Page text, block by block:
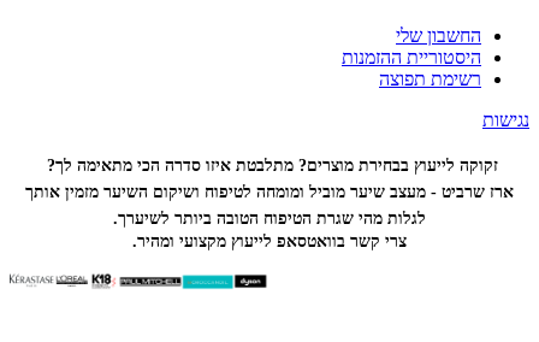
החשבון שלי
היסטוריית ההזמנות
רשימת תפוצה
נגישות
זקוקה לייעוץ בבחירת מוצרים? מתלבטת איזו סדרה הכימתאימה לך?
ארז שרביט - מעצב שיער מוביל ומומחה לטיפוח ושיקום השיער מזמין אותך
לגלות מהי שגרת הטיפוח הטובה ביותר לשיערך.
צרי קשר בוואטסאפ לייעוץ מקצועי ומהיר.